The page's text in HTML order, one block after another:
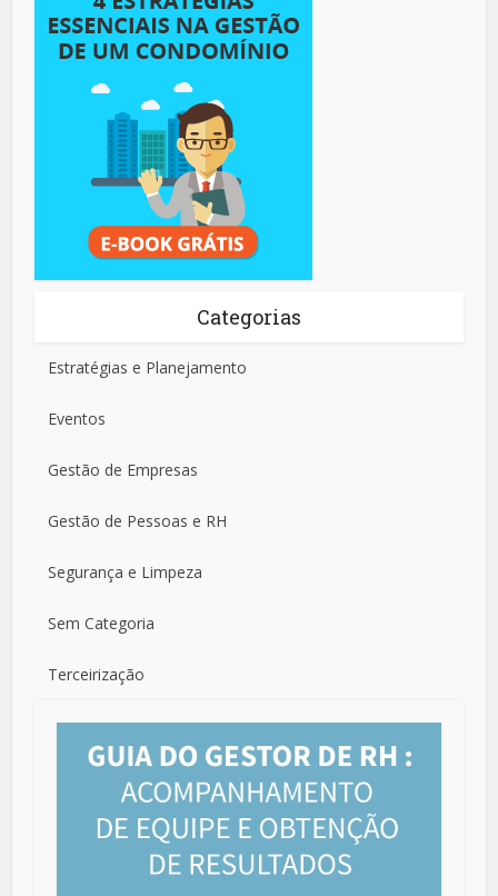
Categorias
Estratégias e Planejamento
Eventos
Gestão de Empresas
Gestão de Pessoas e RH
Segurança e Limpeza
Sem Categoria
Terceirização